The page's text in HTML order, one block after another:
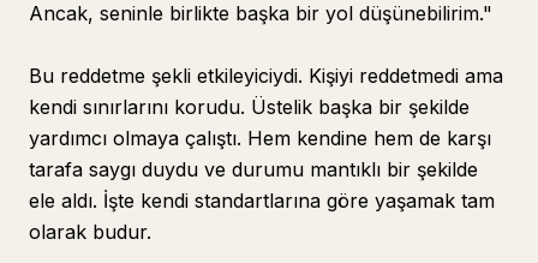
Ancak, seninle birlikte başka bir yol düşünebilirim."
Bu reddetme şekli etkileyiciydi. Kişiyi reddetmedi ama
kendi sınırlarını korudu. Üstelik başka bir şekilde
yardımcı olmaya çalıştı. Hem kendine hem de karşı
tarafa saygı duydu ve durumu mantıklı bir şekilde
ele aldı. İşte kendi standartlarına göre yaşamak tam
olarak budur.